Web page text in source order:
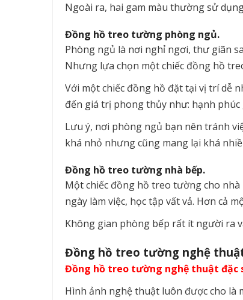
Ngoài ra, hai gam màu thường sử
Đồng hồ treo tường phòng ngủ.
Phòng ngủ là nơi nghỉ ngơi, thư giãn
Nhưng lựa chọn một chiếc đồng hồ
Với một chiếc đồng hồ đặt tại vị trí dễ
đến giá trị phong thủy như: hạnh
Lưu ý, nơi phòng ngủ bạn nên tránh
khá nhỏ nhưng cũng mang lại khá
Đồng hồ treo tường nhà bếp.
Một chiếc đồng hồ treo tường cho
ngày làm việc, học tập vất vả. Hơn cả
Không gian phòng bếp rất ít người ra
Đồng hồ treo tường nghệ
Đồng hồ treo tường nghệ thuật đặc
Hình ảnh nghệ thuật luôn được cho là